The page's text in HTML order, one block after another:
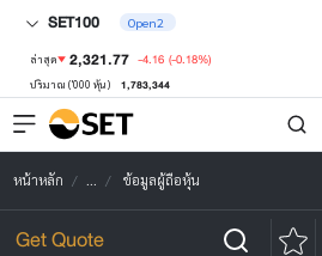
SET100 Open2
ล่าสุด 2,321.77 -4.16 (-0.18%)
ปริมาณ ('000 หุ้น) 1,783,344
หน้าหลัก ... ข้อมูลผู้ถือหุ้น